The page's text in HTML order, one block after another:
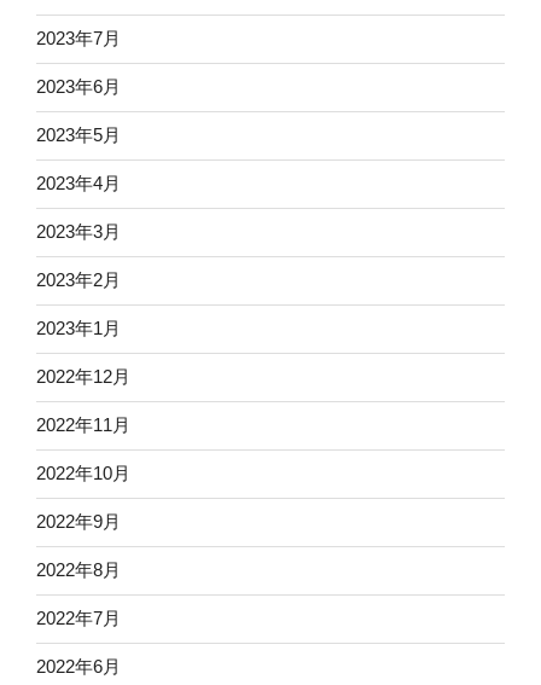
2023年7月
2023年6月
2023年5月
2023年4月
2023年3月
2023年2月
2023年1月
2022年12月
2022年11月
2022年10月
2022年9月
2022年8月
2022年7月
2022年6月